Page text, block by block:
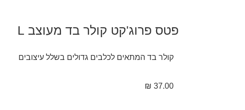
פטס פרוג'קט קולר בד מעוצב L
קולר בד המתאים לכלבים גדולים בשלל עיצובים
₪ 37.00